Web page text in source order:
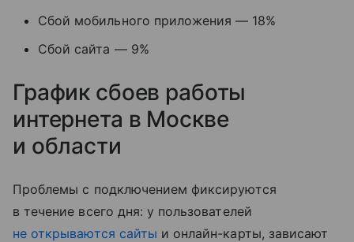
Сбой мобильного приложения — 18%
Сбой сайта — 9%
График сбоев работы
интернета в Москве
и области
Проблемы с подключением фиксируются
в течение всего дня: у пользователей
не открываются сайты и онлайн-карты, зависают